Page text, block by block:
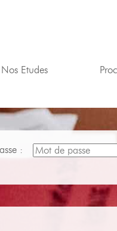
Nos Etudes
: